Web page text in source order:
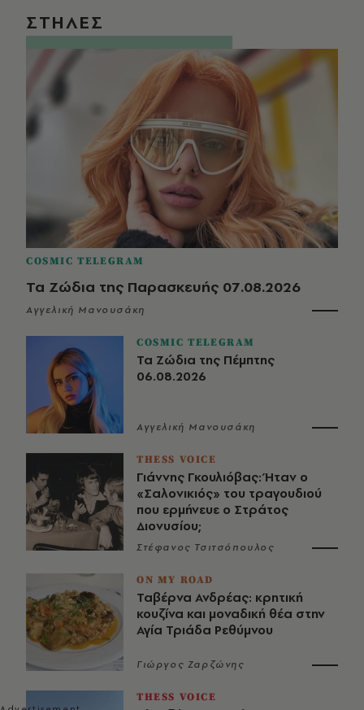
ΣΤΗΛΕΣ
COSMIC TELEGRAM
Τα Ζώδια της Παρασκευής 07.08.2026
Αγγελική Μανουσάκη
COSMIC TELEGRAM
Τα Ζώδια της Πέμπτης
06.08.2026
Αγγελική Μανουσάκη
THESS VOICE
Γιάννης Γκουλιόβας: Ήταν ο
«Σαλονικιός» του τραγουδιού
που ερμήνευε ο Στράτος
Διονυσίου;
Στέφανος Τσιτσόπουλος
ON MY ROAD
Ταβέρνα Ανδρέας: κρητική
κουζίνα και μοναδική θέα στην
Αγία Τριάδα Ρεθύμνου
Γιώργος Ζαρζώνης
THESS VOICE